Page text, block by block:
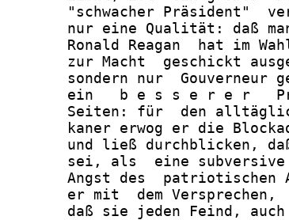
"schwacher Präsident"
nur eine Qualität: daß
Ronald Reagan  hat im
zur Macht  geschickt
sondern nur  Gouverneur
ein   b e s s e r e r
Seiten: für  den
kaner erwog er die
und ließ durchblicken,
sei, als  eine
Angst des  patriotischen
er mit  dem Versprechen,
daß sie jeden Feind,